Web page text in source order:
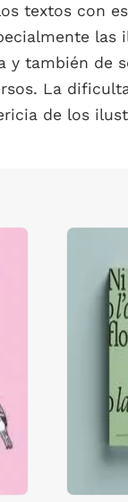
textos con
las
y también de
La
de los